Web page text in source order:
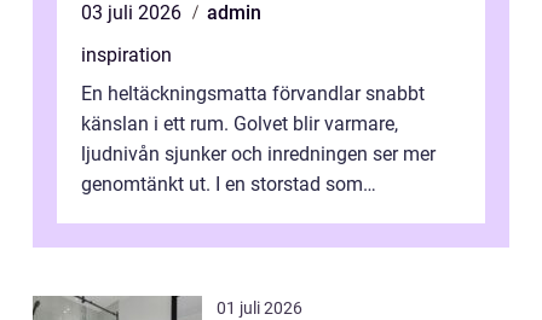
03 juli 2026
admin
inspiration
En heltäckningsmatta förvandlar snabbt
känslan i ett rum. Golvet blir varmare,
ljudnivån sjunker och inredningen ser mer
genomtänkt ut. I en storstad som
granna...
01 juli 2026